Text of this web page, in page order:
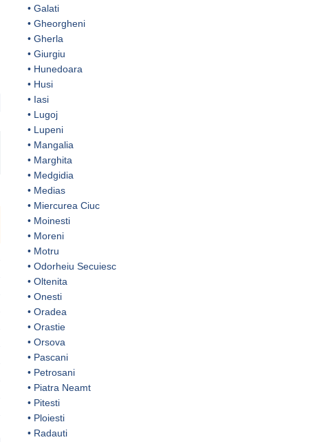
• Galati
• Gheorgheni
• Gherla
• Giurgiu
• Hunedoara
• Husi
• Iasi
• Lugoj
• Lupeni
• Mangalia
• Marghita
• Medgidia
• Medias
• Miercurea Ciuc
• Moinesti
• Moreni
• Motru
• Odorheiu Secuiesc
• Oltenita
• Onesti
• Oradea
• Orastie
• Orsova
• Pascani
• Petrosani
• Piatra Neamt
• Pitesti
• Ploiesti
• Radauti